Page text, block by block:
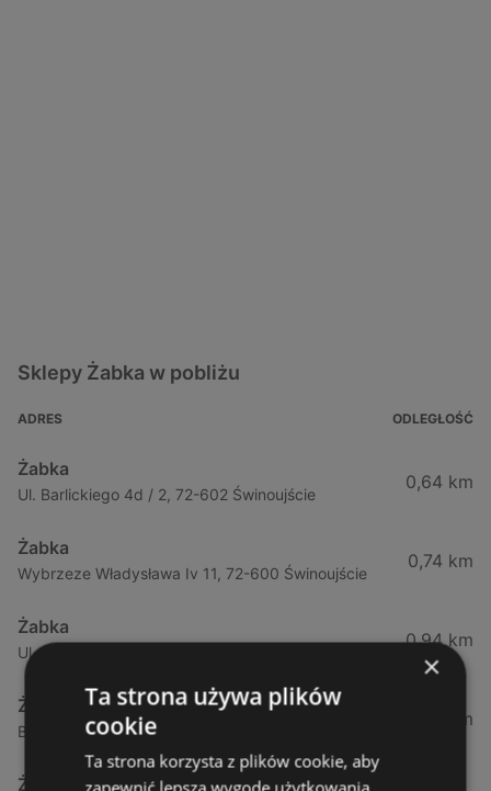
Sklepy Żabka w pobliżu
ADRES ODLEGŁOŚĆ
Żabka
Ul. Barlickiego 4d / 2, 72-602 Świnoujście
0,64 km
Żabka
Wybrzeze Władysława Iv 11, 72-600 Świnoujście
0,74 km
Żabka
Ul. Bohaterów Września 49, 72-600 Świnoujście
0,94 km
Żabka
Bohaterów Września 52, 72-600 Świnoujście
1,02 km
Żabka
×
Ta strona używa plików
cookie
Ta strona korzysta z plików cookie, aby